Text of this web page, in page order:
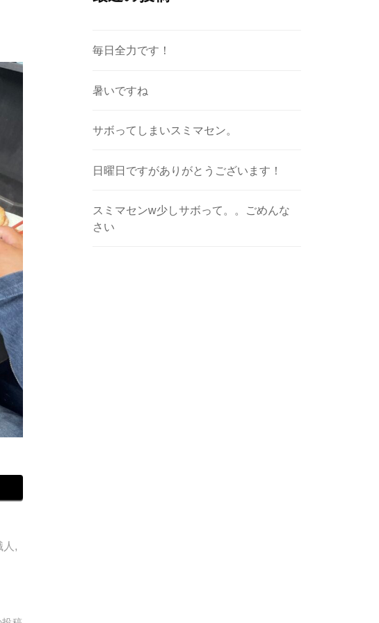
人 ,
毎日全力です！
暑いですね
サボってしまいスミマセン。
日曜日ですがありがとうございます！
スミマセンw少しサボって。。ごめんな
さい